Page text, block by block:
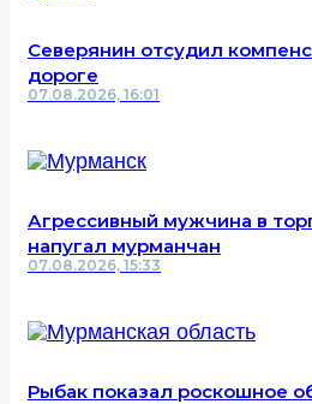
Северянин отсудил
дороге
07.08.2026, 16:01
Агрессивный мужчина в
напугал мурманчан
07.08.2026, 15:33
Рыбак показал роскошное